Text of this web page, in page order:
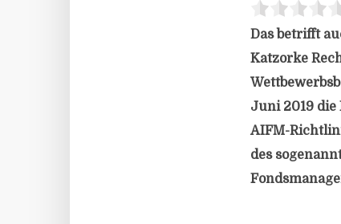
Das betrifft
Katzorke
Juni 2019 die
AIFM-
des